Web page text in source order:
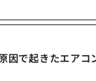
因で起きたエアコ